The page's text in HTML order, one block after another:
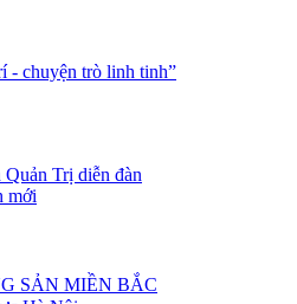
- chuyện trò linh tinh”
Trị diễn đàn
mới
SẢN MIỀN BẮC